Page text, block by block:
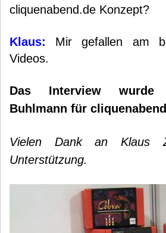
cliquenabend.de Konzept?
Klaus: Mir gefallen am
Videos.
Das Interview wurde
Buhlmann für
Vielen Dank an Klaus
Unterstützung.